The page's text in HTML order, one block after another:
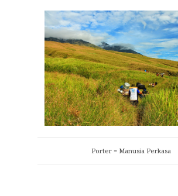
Porter = Manusia Perkasa